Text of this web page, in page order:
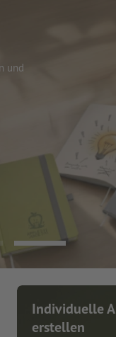
und
Individuelle
erstellen